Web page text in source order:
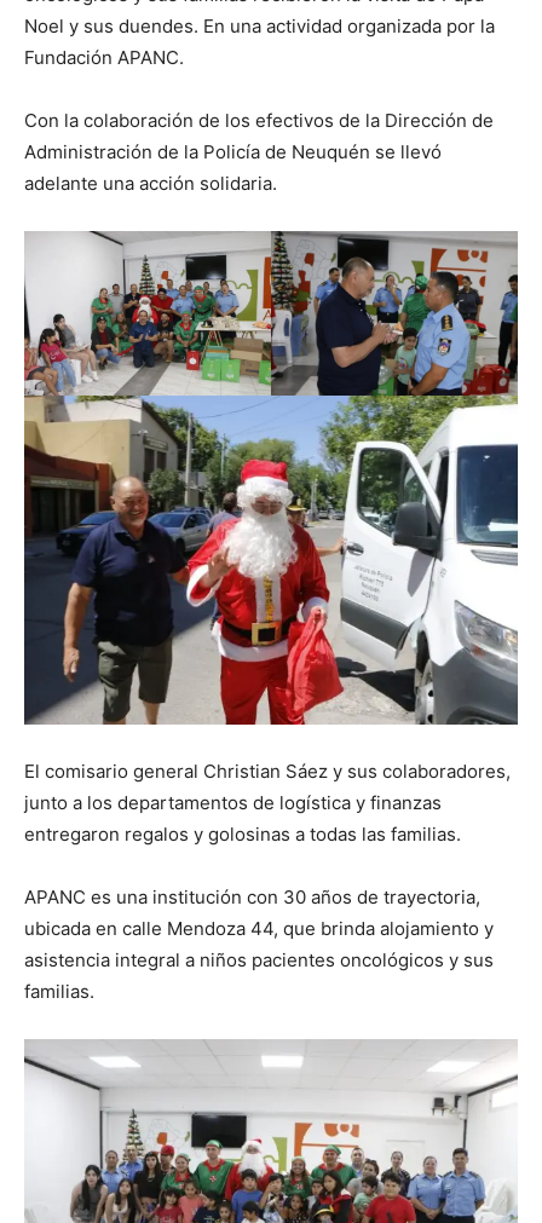
Noel y sus duendes. En una actividad organizada por la
Fundación APANC.
Con la colaboración de los efectivos de la Dirección de
Administración de la Policía de Neuquén se llevó
adelante una acción solidaria.
El comisario general Christian Sáez y sus colaboradores,
junto a los departamentos de logística y finanzas
entregaron regalos y golosinas a todas las familias.
APANC es una institución con 30 años de trayectoria,
ubicada en calle Mendoza 44, que brinda alojamiento y
asistencia integral a niños pacientes oncológicos y sus
familias.